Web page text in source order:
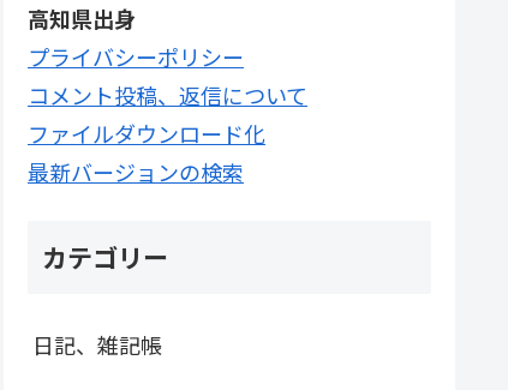
高知県出身
プライバシーポリシー
コメント投稿、返信について
ファイルダウンロード化
最新バージョンの検索
カテゴリー
日記、雑記帳